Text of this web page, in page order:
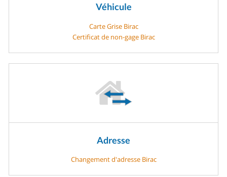
Véhicule
Carte Grise Birac
Certificat de non-gage Birac
Adresse
Changement d'adresse Birac